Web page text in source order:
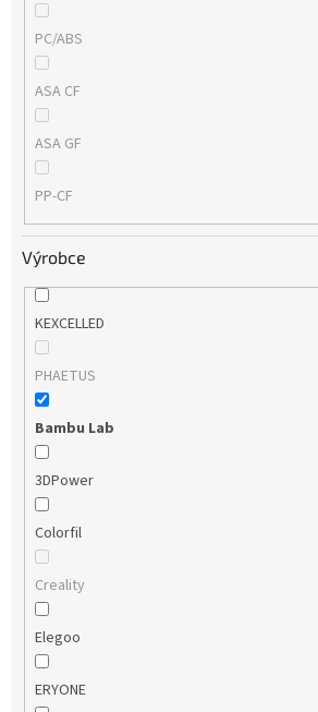
PC/ABS
ASA CF
ASA GF
PP-CF
Výrobce
KEXCELLED
PHAETUS
Bambu Lab
3DPower
Colorfil
Creality
Elegoo
ERYONE